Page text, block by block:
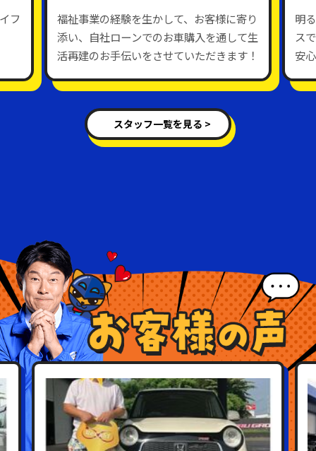
フ
福祉事業の経験を生かして、お客様に寄り
添い、自社ローンでのお車購入を通して生
活再建のお手伝いをさせていただきます！
明
スで
安
スタッフ一覧を見る